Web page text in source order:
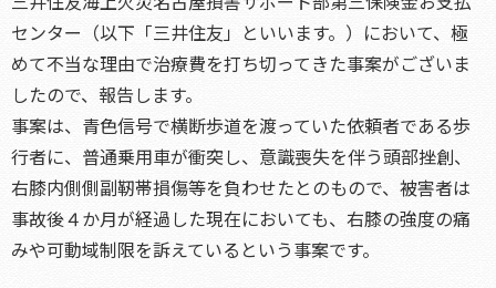
センター（以下「三井住友」といいます。）において、極
めて不当な理由で治療費を打ち切ってきた事案がございま
したので、報告します。
事案は、青色信号で横断歩道を渡っていた依頼者である歩
行者に、普通乗用車が衝突し、意識喪失を伴う頭部挫創、
右膝内側側副靭帯損傷等を負わせたとのもので、被害者は
事故後４か月が経過した現在においても、右膝の強度の痛
みや可動域制限を訴えているという事案です。